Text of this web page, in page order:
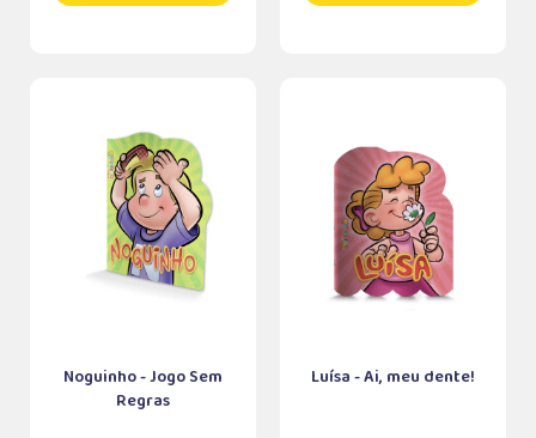
Noguinho - Jogo Sem
Regras
Luísa - Ai, meu dente!